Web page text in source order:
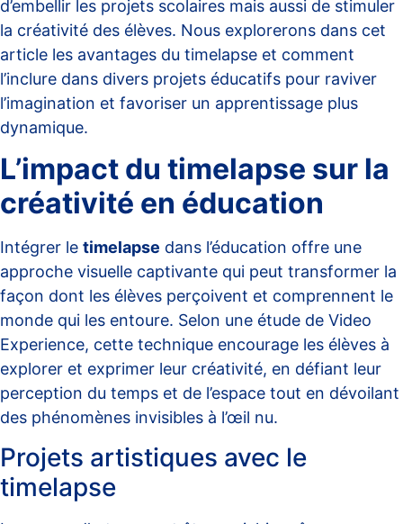
d’embellir les projets scolaires mais aussi de stimuler
la créativité des élèves. Nous explorerons dans cet
article les avantages du timelapse et comment
l’inclure dans divers projets éducatifs pour raviver
l’imagination et favoriser un apprentissage plus
dynamique.
L’impact du timelapse sur la
créativité en éducation
Intégrer le timelapse dans l’éducation offre une
approche visuelle captivante qui peut transformer la
façon dont les élèves perçoivent et comprennent le
monde qui les entoure. Selon une étude de Video
Experience, cette technique encourage les élèves à
explorer et exprimer leur créativité, en défiant leur
perception du temps et de l’espace tout en dévoilant
des phénomènes invisibles à l’œil nu.
Projets artistiques avec le
timelapse